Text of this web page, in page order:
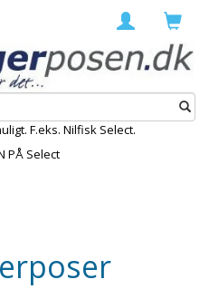
F.eks. Nilfisk Select.
PÅ Select